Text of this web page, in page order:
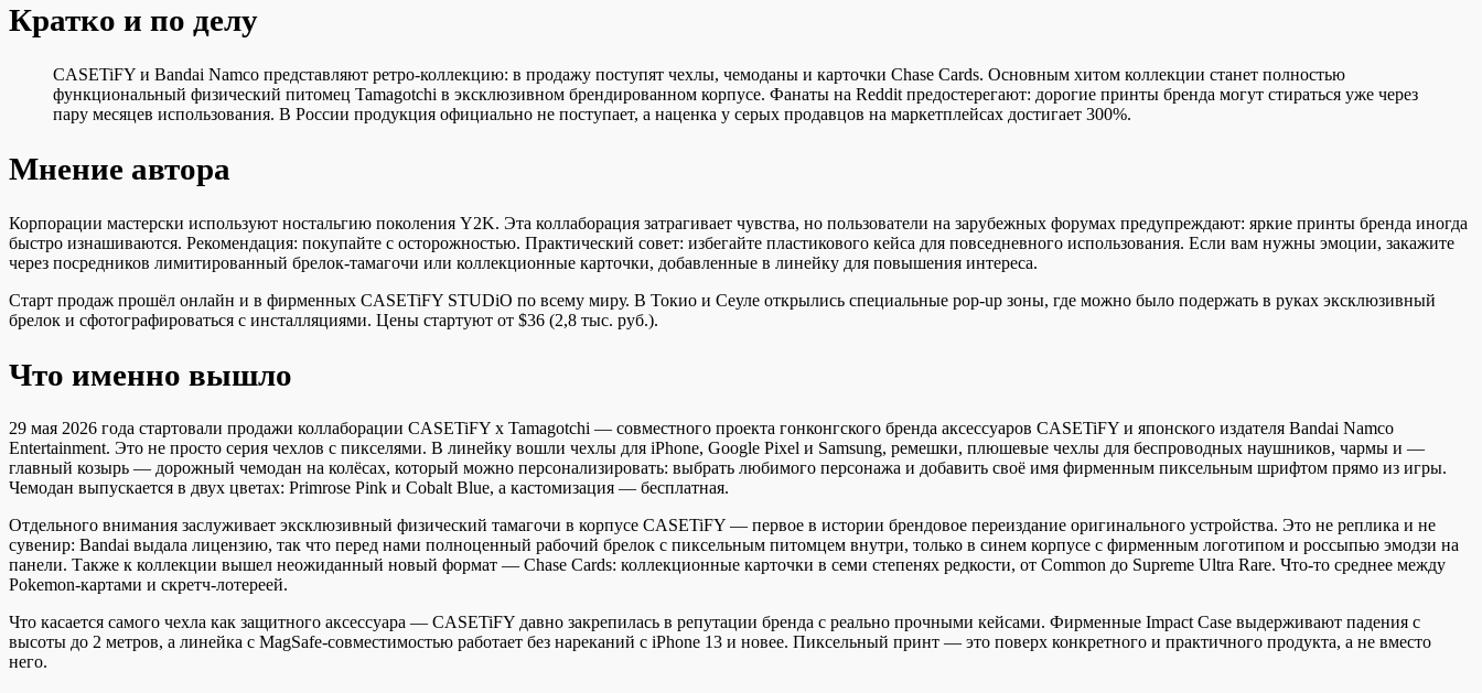
Кратко и по делу
CASETiFY и Bandai Namco представляют ретро-коллекцию: в продажу поступят чехлы, чемоданы и карточки Chase Cards. Основным хитом коллекции станет полностью
функциональный физический питомец Tamagotchi в эксклюзивном брендированном корпусе. Фанаты на Reddit предостерегают: дорогие принты бренда могут стираться уже через
пару месяцев использования. В России продукция официально не поступает, а наценка у серых продавцов на маркетплейсах достигает 300%.
Мнение автора
Корпорации мастерски используют ностальгию поколения Y2K. Эта коллаборация затрагивает чувства, но пользователи на зарубежных форумах предупреждают: яркие принты бренда иногда
быстро изнашиваются. Рекомендация: покупайте с осторожностью. Практический совет: избегайте пластикового кейса для повседневного использования. Если вам нужны эмоции, закажите
через посредников лимитированный брелок-тамагочи или коллекционные карточки, добавленные в линейку для повышения интереса.
Старт продаж прошёл онлайн и в фирменных CASETiFY STUDiO по всему миру. В Токио и Сеуле открылись специальные pop-up зоны, где можно было подержать в руках эксклюзивный
брелок и сфотографироваться с инсталляциями. Цены стартуют от $36 (2,8 тыс. руб.).
Что именно вышло
29 мая 2026 года стартовали продажи коллаборации CASETiFY x Tamagotchi — совместного проекта гонконгского бренда аксессуаров CASETiFY и японского издателя Bandai Namco
Entertainment. Это не просто серия чехлов с пикселями. В линейку вошли чехлы для iPhone, Google Pixel и Samsung, ремешки, плюшевые чехлы для беспроводных наушников, чармы и —
главный козырь — дорожный чемодан на колёсах, который можно персонализировать: выбрать любимого персонажа и добавить своё имя фирменным пиксельным шрифтом прямо из игры.
Чемодан выпускается в двух цветах: Primrose Pink и Cobalt Blue, а кастомизация — бесплатная.
Отдельного внимания заслуживает эксклюзивный физический тамагочи в корпусе CASETiFY — первое в истории брендовое переиздание оригинального устройства. Это не реплика и не
сувенир: Bandai выдала лицензию, так что перед нами полноценный рабочий брелок с пиксельным питомцем внутри, только в синем корпусе с фирменным логотипом и россыпью эмодзи на
панели. Также к коллекции вышел неожиданный новый формат — Chase Cards: коллекционные карточки в семи степенях редкости, от Common до Supreme Ultra Rare. Что-то среднее между
Pokemon-картами и скретч-лотереей.
Что касается самого чехла как защитного аксессуара — CASETiFY давно закрепилась в репутации бренда с реально прочными кейсами. Фирменные Impact Case выдерживают падения с
высоты до 2 метров, а линейка с MagSafe-совместимостью работает без нареканий с iPhone 13 и новее. Пиксельный принт — это поверх конкретного и практичного продукта, а не вместо
него.